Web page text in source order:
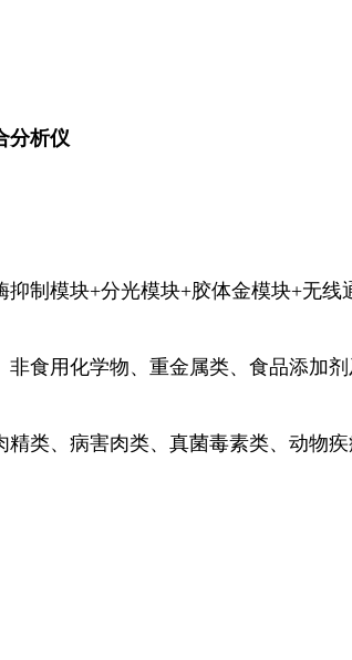
分析仪
抑制 模块+分光模块+胶体金模块+无线
非食用化学物、重金属类、食品添加
类、病害肉类、真菌毒素类、动物